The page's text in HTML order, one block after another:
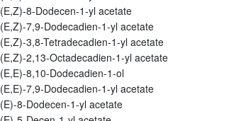
(E,Z)-8-Dodecen-1-yl acetate
(E,Z)-7,9-Dodecadien-1-yl acetate
(E,Z)-3,8-Tetradecadien-1-yl acetate
(E,Z)-2,13-Octadecadien-1-yl acetate
(E,E)-8,10-Dodecadien-1-ol
(E,E)-7,9-Dodecadien-1-yl acetate
(E)-8-Dodecen-1-yl acetate